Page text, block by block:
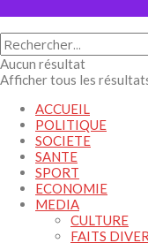
Aucun résultat
Afficher tous les
ACCUEIL
POLITIQUE
SOCIETE
SANTE
SPORT
ECONOMIE
MEDIA
CULTURE
FAITS